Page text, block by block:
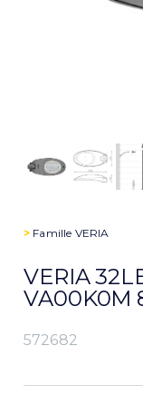
> Famille VERIA
VERIA
VA00K0M
572682